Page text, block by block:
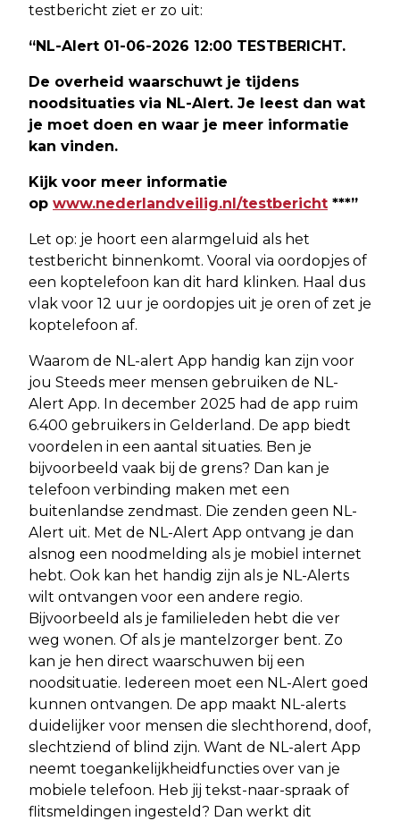
testbericht ziet er zo uit:
“NL-Alert 01-06-2026 12:00 TESTBERICHT.
De overheid waarschuwt je tijdens
noodsituaties via NL-Alert. Je leest dan wat
je moet doen en waar je meer informatie
kan vinden.
Kijk voor meer informatie
op www.nederlandveilig.nl/testbericht ***”
Let op: je hoort een alarmgeluid als het
testbericht binnenkomt. Vooral via oordopjes of
een koptelefoon kan dit hard klinken. Haal dus
vlak voor 12 uur je oordopjes uit je oren of zet je
koptelefoon af.
Waarom de NL-alert App handig kan zijn voor
jou Steeds meer mensen gebruiken de NL-
Alert App. In december 2025 had de app ruim
6.400 gebruikers in Gelderland. De app biedt
voordelen in een aantal situaties. Ben je
bijvoorbeeld vaak bij de grens? Dan kan je
telefoon verbinding maken met een
buitenlandse zendmast. Die zenden geen NL-
Alert uit. Met de NL-Alert App ontvang je dan
alsnog een noodmelding als je mobiel internet
hebt. Ook kan het handig zijn als je NL-Alerts
wilt ontvangen voor een andere regio.
Bijvoorbeeld als je familieleden hebt die ver
weg wonen. Of als je mantelzorger bent. Zo
kan je hen direct waarschuwen bij een
noodsituatie. Iedereen moet een NL-Alert goed
kunnen ontvangen. De app maakt NL-alerts
duidelijker voor mensen die slechthorend, doof,
slechtziend of blind zijn. Want de NL-alert App
neemt toegankelijkheidfuncties over van je
mobiele telefoon. Heb jij tekst-naar-spraak of
flitsmeldingen ingesteld? Dan werkt dit